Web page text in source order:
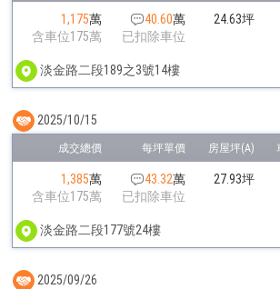
1,175萬
含車位175萬
40.60萬
已扣除車位
24.63坪
淡金路二段189之3號14樓
1,385萬
含車位175萬
43.32萬
已扣除車位
27.93坪
淡金路二段177號24樓
2025/10/15
2025/09/26